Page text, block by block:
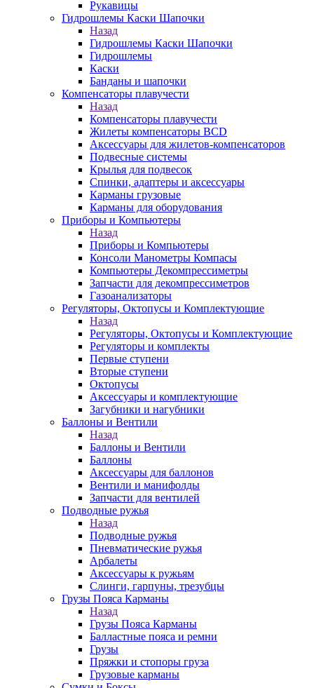
Рукавицы
Гидрошлемы Каски Шапочки
Назад
Гидрошлемы Каски Шапочки
Гидрошлемы
Каски
Банданы и шапочки
Компенсаторы плавучести
Назад
Компенсаторы плавучести
Жилеты компенсаторы BCD
Аксессуары для жилетов-компенсаторов
Подвесные системы
Крылья для подвесок
Спинки, адаптеры и аксессуары
Карманы грузовые
Карманы для оборудования
Приборы и Компьютеры
Назад
Приборы и Компьютеры
Консоли Манометры Компасы
Компьютеры Декомпрессиметры
Запчасти для декомпрессиметров
Газоанализаторы
Регуляторы, Октопусы и Комплектующие
Назад
Регуляторы, Октопусы и Комплектующие
Регуляторы и комплекты
Первые ступени
Вторые ступени
Октопусы
Аксессуары и комплектующие
Загубники и нагубники
Баллоны и Вентили
Назад
Баллоны и Вентили
Баллоны
Аксессуары для баллонов
Вентили и манифолды
Запчасти для вентилей
Подводные ружья
Назад
Подводные ружья
Пневматические ружья
Арбалеты
Аксессуары к ружьям
Слинги, гарпуны, трезубцы
Грузы Пояса Карманы
Назад
Грузы Пояса Карманы
Балластные пояса и ремни
Грузы
Пряжки и стопоры груза
Грузовые карманы